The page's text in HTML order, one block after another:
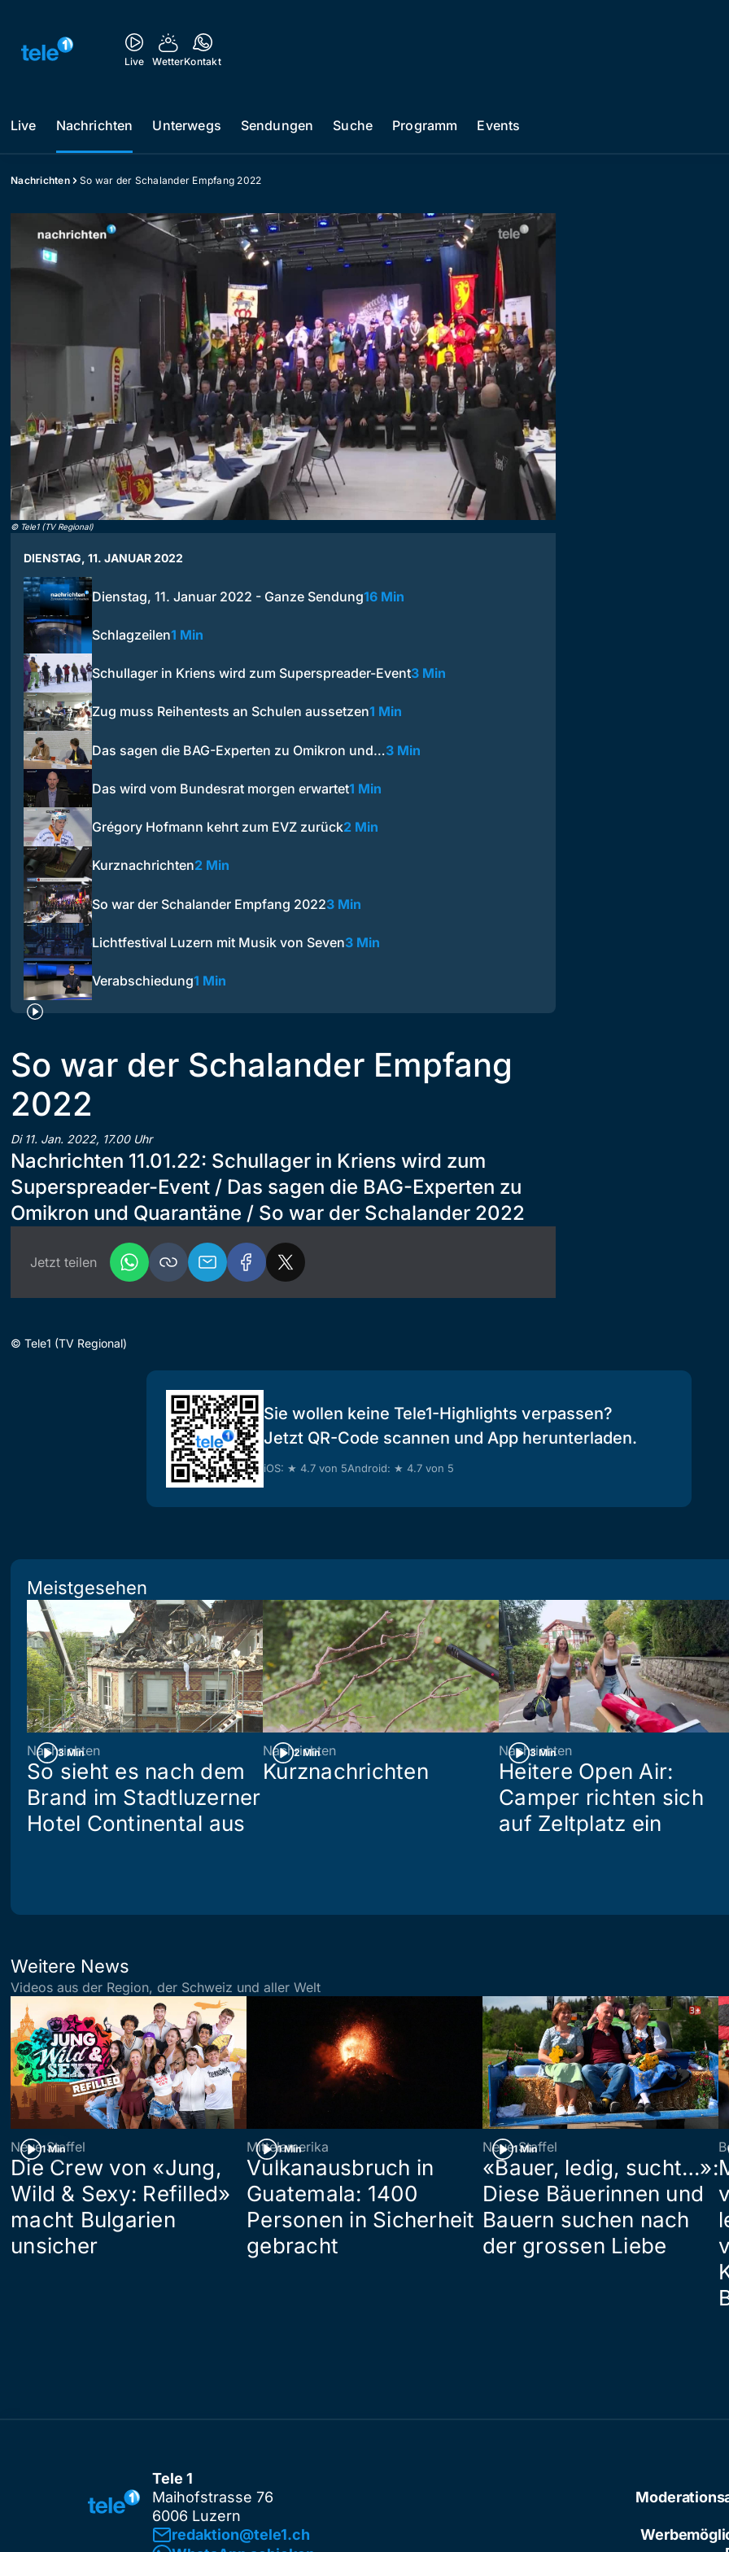
Live WetterKontakt
Live Nachrichten Unterwegs Sendungen Suche Programm Events
Nachrichten So war der Schalander Empfang 2022
© Tele1 (TV Regional)
DIENSTAG, 11. JANUAR 2022
Dienstag, 11. Januar 2022 - Ganze Sendung16 Min
Schlagzeilen1 Min
Schullager in Kriens wird zum Superspreader-Event3 Min
Zug muss Reihentests an Schulen aussetzen1 Min
Das sagen die BAG-Experten zu Omikron und…3 Min
Das wird vom Bundesrat morgen erwartet1 Min
Grégory Hofmann kehrt zum EVZ zurück2 Min
Kurznachrichten2 Min
So war der Schalander Empfang 20223 Min
Lichtfestival Luzern mit Musik von Seven3 Min
Verabschiedung1 Min
So war der Schalander Empfang
2022
Di 11. Jan. 2022, 17.00 Uhr
Nachrichten 11.01.22: Schullager in Kriens wird zum
Superspreader-Event / Das sagen die BAG-Experten zu
Omikron und Quarantäne / So war der Schalander 2022
Jetzt teilen
© Tele1 (TV Regional)
Sie wollen keine Tele1-Highlights verpassen?
Jetzt QR-Code scannen und App herunterladen.
iOS: ★ 4.7 von 5Android: ★ 4.7 von 5
Meistgesehen
3 Min
Nachrichten
So sieht es nach dem
Brand im Stadtluzerner
Hotel Continental aus
2 Min
Nachrichten
Kurznachrichten
3 Min
Nachrichten
Heitere Open Air:
Camper richten sich
auf Zeltplatz ein
Weitere News
Videos aus der Region, der Schweiz und aller Welt
1 Min
Neue Staffel
Die Crew von «Jung,
Wild & Sexy: Refilled»
macht Bulgarien
unsicher
1 Min
Mittelamerika
Vulkanausbruch in
Guatemala: 1400
Personen in Sicherheit
gebracht
1 Min
Neue Staffel
«Bauer, ledig, sucht…»:
Diese Bäuerinnen und
Bauern suchen nach
der grossen Liebe
Tele 1
Maihofstrasse 76
6006 Luzern
redaktion@tele1.ch